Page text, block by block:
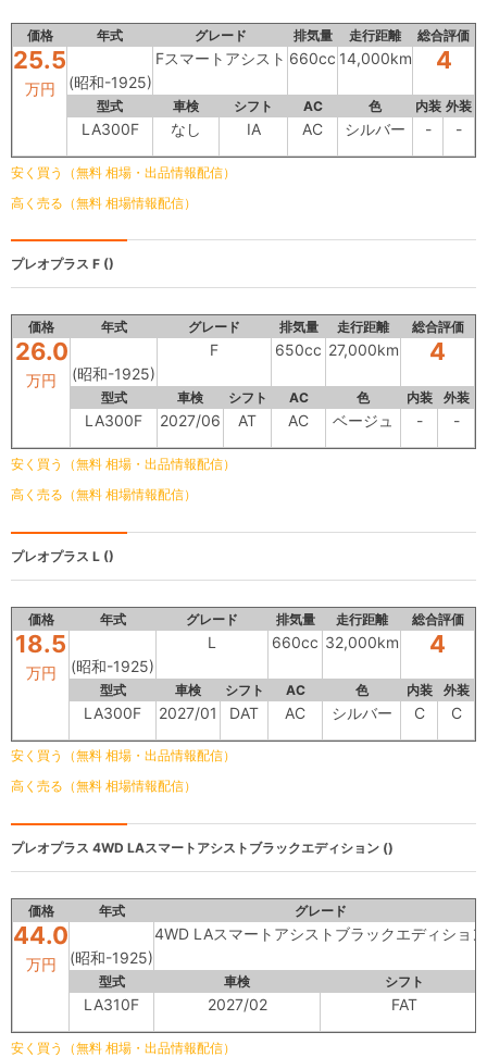
価格 年式 グレード 排気量 走行距離 総合評価
25.5
万円 (昭和-1925)
Fスマートアシスト 660cc 14,000km 4
型式 車検 シフト AC 色 内装 外装
LA300F なし IA AC シルバー - -
安く買う（無料 相場・出品情報配信）
高く売る（無料 相場情報配信）
プレオプラス F ()
価格 年式 グレード 排気量 走行距離 総合評価
26.0
万円 (昭和-1925)
F 650cc 27,000km 4
型式 車検 シフト AC 色 内装 外装
LA300F 2027/06 AT AC ベージュ - -
安く買う（無料 相場・出品情報配信）
高く売る（無料 相場情報配信）
プレオプラス L ()
価格 年式 グレード 排気量 走行距離 総合評価
18.5
万円 (昭和-1925)
L 660cc 32,000km 4
型式 車検 シフト AC 色 内装 外装
LA300F 2027/01 DAT AC シルバー C C
安く買う（無料 相場・出品情報配信）
高く売る（無料 相場情報配信）
プレオプラス 4WD LAスマートアシストブラックエディション ()
価格 年式 グレード
44.0
万円 (昭和-1925)
4WD LAスマートアシストブラックエディション
型式 車検 シフト
LA310F 2027/02 FAT
安く買う（無料 相場・出品情報配信）